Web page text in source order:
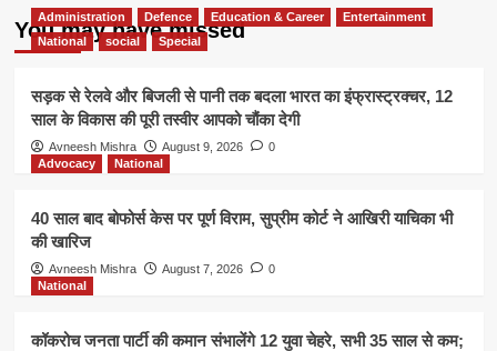
You may have missed
Administration Defence Education & Career
Entertainment
National
social Special
सड़क से रेलवे और बिजली से पानी तक बदला भारत का इंफ्रास्ट्रक्चर, 12
साल के विकास की पूरी तस्वीर आपको चौंका देगी
Avneesh Mishra August 9, 2026
0
Advocacy
National
40 साल बाद बोफोर्स केस पर पूर्ण विराम, सुप्रीम कोर्ट ने आखिरी याचिका भी
की खारिज
Avneesh Mishra August 7, 2026
0
National
कॉकरोच जनता पार्टी की कमान संभालेंगे 12 युवा चेहरे, सभी 35 साल से कम;